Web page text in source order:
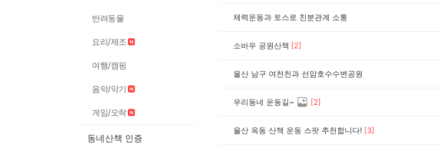
반려동물
요리/제조
여행/캠핑
음악/악기
게임/오락
동네산책 인증
체력운동과 토스로 친분관계 소통
소바우 공원산책 [2]
울산 남구 여천천과 선암호수수변공원
우리동네 운동길~ [2]
울산 옥동 산책 운동 스팟 추천합니다! [3]